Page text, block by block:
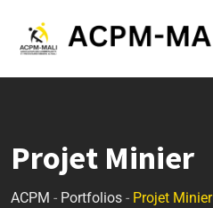
Projet Minier
ACPM - Portfolios - Projet Minier